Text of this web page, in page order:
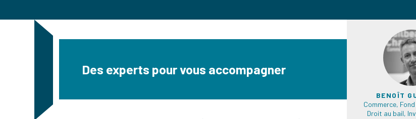
Des experts pour vous accompagner
BENOÎT
Commerce,
Droit au bail,